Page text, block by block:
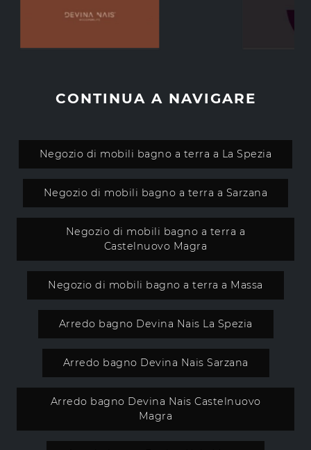
CONTINUA A NAVIGARE
Negozio di mobili bagno a terra a La Spezia
Negozio di mobili bagno a terra a Sarzana
Negozio di mobili bagno a terra a
Castelnuovo Magra
Negozio di mobili bagno a terra a Massa
Arredo bagno Devina Nais La Spezia
Arredo bagno Devina Nais Sarzana
Arredo bagno Devina Nais Castelnuovo
Magra